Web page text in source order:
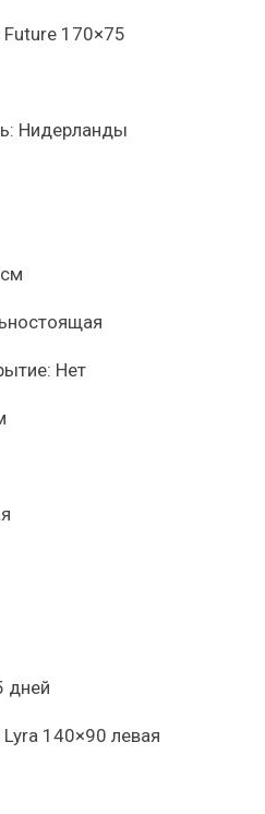
Future 170×75
Нидерланды
Нет
дней
140×90 левая